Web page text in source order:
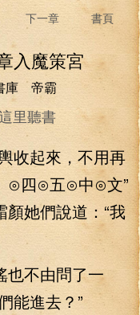
下一章 書頁
入魔策宮
庫 帝霸
里聽書
起來，不用再
⊙四⊙五⊙中⊙文”
她們說道：“我
不由問了一
能進去？”